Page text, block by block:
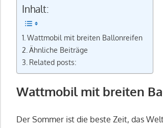
Inhalt:
Wattmobil mit breiten Ballonreifen
Ähnliche Beiträge
Related posts:
Wattmobil mit breiten
Der Sommer ist die beste Zeit, das